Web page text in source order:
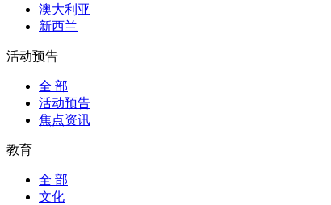
澳大利亚
新西兰
活动预告
全 部
活动预告
焦点资讯
教育
全 部
文化